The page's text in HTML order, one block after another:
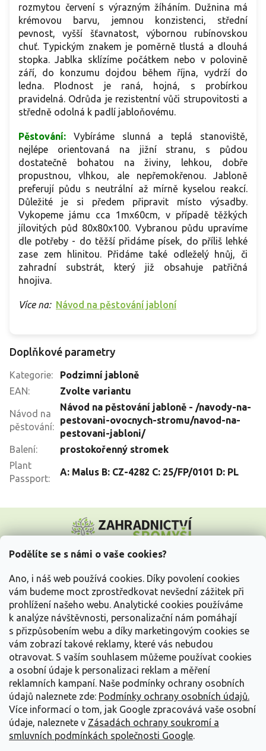
Podělíte se s námi o vaše cookies?
Ano, i náš web používá cookies. Díky povolení cookies
vám budeme moct zprostředkovat nevšední zážitek při
prohlížení našeho webu. Analytické cookies používáme
k analýze návštěvnosti, personalizační nám pomáhají
s přizpůsobením webu a díky marketingovým cookies se
vám zobrazí takové reklamy, které vás nebudou
otravovat. S vaším souhlasem můžeme používat cookies
a osobní údaje k personalizaci reklam a měření
reklamních kampaní. Naše podmínky ochrany osobních
údajů naleznete zde: Podmínky ochrany osobních údajů.
Více informací o tom, jak Google zpracovává vaše osobní
údaje, naleznete v Zásadách ochrany soukromí a
smluvních podmínkách společnosti Google.
rozmytou červení s výrazným žíháním. Dužnina má
krémovou barvu, jemnou konzistenci, střední
pevnost, vyšší šťavnatost, výbornou rubínovskou
chuť. Typickým znakem je poměrně tlustá a dlouhá
stopka. Jablka sklízíme počátkem nebo v polovině
září, do konzumu dojdou během října, vydrží do
ledna. Plodnost je raná, hojná, s probírkou
pravidelná. Odrůda je rezistentní vůči strupovitosti a
středně odolná k padlí jabloňovému.
Pěstování: Vybíráme slunná a teplá stanoviště,
nejlépe orientovaná na jižní stranu, s půdou
dostatečně bohatou na živiny, lehkou, dobře
propustnou, vlhkou, ale nepřemokřenou. Jabloně
preferují půdu s neutrální až mírně kyselou reakcí.
Důležité je si předem připravit místo výsadby.
Vykopeme jámu cca 1mx60cm, v případě těžkých
jílovitých půd 80x80x100. Vybranou půdu upravíme
dle potřeby - do těžší přidáme písek, do příliš lehké
zase zem hlinitou. Přidáme také odleželý hnůj, či
zahradní substrát, který již obsahuje patřičná
hnojiva.
Více na: Návod na pěstování jabloní
Doplňkové parametry
Kategorie:
Podzimní jabloně
EAN: Zvolte variantu
Návod na
pěstování:
Návod na pěstování jabloně - /navody-na-
pestovani-ovocnych-stromu/navod-na-
pestovani-jabloni/
Balení:
prostokořenný stromek
Plant
Passport:
A: Malus B: CZ-4282 C: 25/FP/0101 D: PL
p
Vše o nákupu
Informace pro Vás
Kontakujte nás